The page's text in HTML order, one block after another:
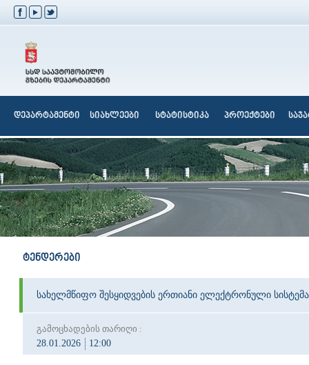
დეპარტამენტი სიახლეები სტატისტიკა პროექტები
ტენდერები
სახელმწიფო შესყიდვების ერთიანი ელექტრონული სისტემა
გამოცხადების თარიღი :
28.01.2026
12:00